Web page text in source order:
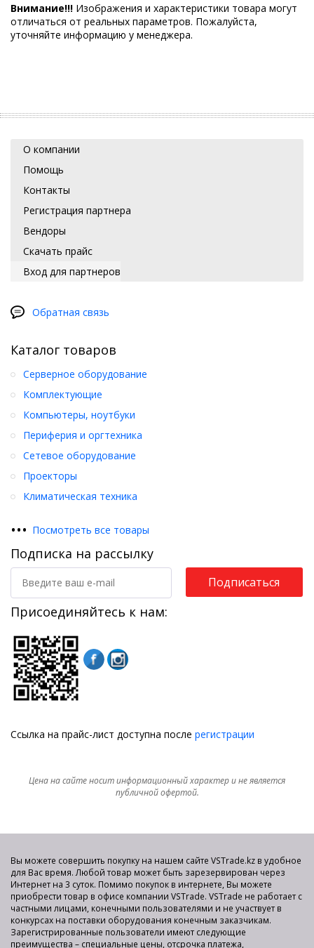
Внимание!!! Изображения и характеристики товара могут
отличаться от реальных параметров. Пожалуйста,
уточняйте информацию у менеджера.
О компании
Помощь
Контакты
Регистрация партнера
Вендоры
Скачать прайс
Вход для партнеров
Обратная связь
Каталог товаров
Серверное оборудование
Комплектующие
Компьютеры, ноутбуки
Периферия и оргтехника
Сетевое оборудование
Проекторы
Климатическая техника
••• Посмотреть все товары
Подписка на рассылку
Подписаться
Присоединяйтесь к нам:
Ссылка на прайс-лист доступна после регистрации
Цена на сайте носит информационный характер и не является
публичной офертой.
Вы можете совершить покупку на нашем сайте VSTrade.kz в удобное
для Вас время. Любой товар может быть зарезервирован через
Интернет на 3 суток. Помимо покупок в интернете, Вы можете
приобрести товар в офисе компании VSTrade. VSTrade не работает с
частными лицами, конечными пользователями и не участвует в
конкурсах на поставки оборудования конечным заказчикам.
Зарегистрированные пользователи имеют следующие
преимущества – специальные цены, отсрочка платежа,